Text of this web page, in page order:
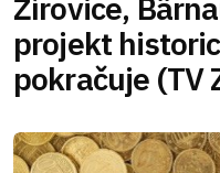
Žírovice,
projekt
pokračuje (TV